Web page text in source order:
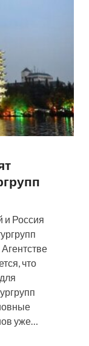
и Россия
что
уже…